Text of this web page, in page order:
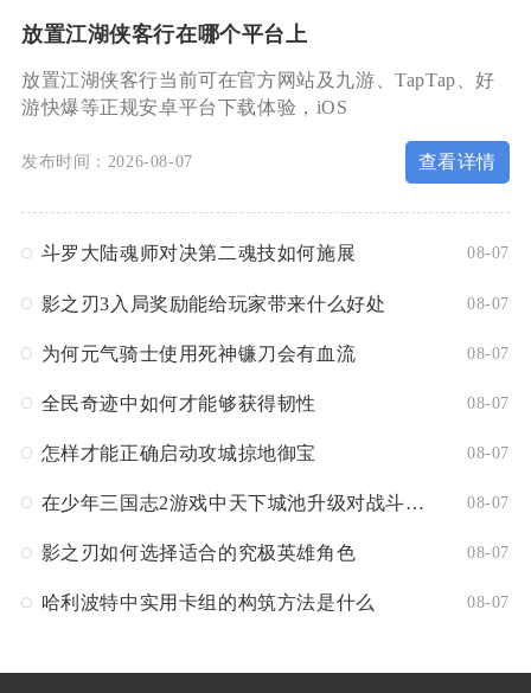
放置江湖侠客行在哪个平台上
放置江湖侠客行当前可在官方网站及九游、TapTap、好
游快爆等正规安卓平台下载体验，iOS
发布时间：2026-08-07 查看详情
斗罗大陆魂师对决第二魂技如何施展 08-07
影之刃3入局奖励能给玩家带来什么好处 08-07
为何元气骑士使用死神镰刀会有血流 08-07
全民奇迹中如何才能够获得韧性 08-07
怎样才能正确启动攻城掠地御宝 08-07
在少年三国志2游戏中天下城池升级对战斗有何影响 08-07
影之刃如何选择适合的究极英雄角色 08-07
哈利波特中实用卡组的构筑方法是什么 08-07